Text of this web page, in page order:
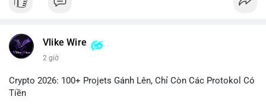
Vlike Wire
2 giờ
Crypto 2026: 100+ Projets Gánh Lên, Chỉ Còn Các Protokol Có
Tiền